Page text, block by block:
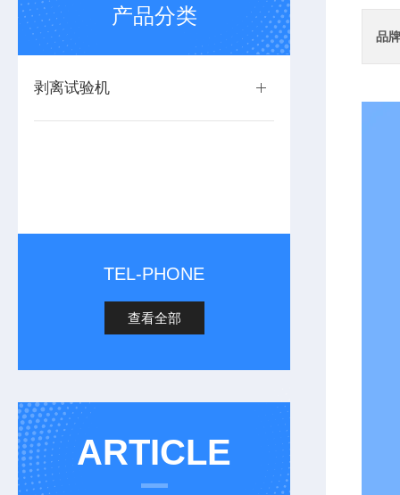
产品分类
剥离试验机
TEL-PHONE
查看全部
ARTICLE
品牌